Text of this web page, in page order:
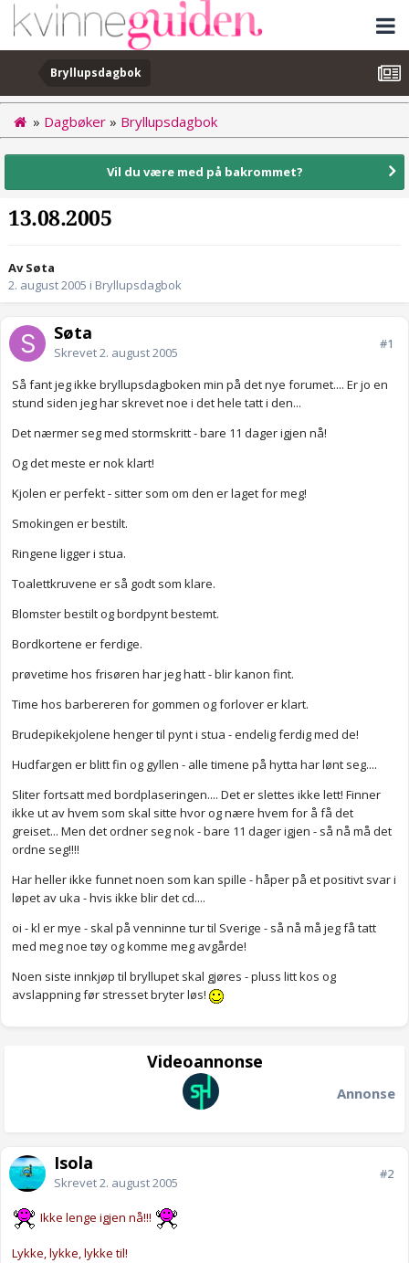
Bryllupsdagbok
» Dagbøker » Bryllupsdagbok
Vil du være med på bakrommet?
13.08.2005
Av Søta
2. august 2005 i Bryllupsdagbok
Søta
Skrevet2. august 2005
#1
Så fant jeg ikke bryllupsdagboken min på det nye forumet.... Er jo en
stund siden jeg har skrevet noe i det hele tatt i den...
Det nærmer seg med stormskritt - bare 11 dager igjen nå!
Og det meste er nok klart!
Kjolen er perfekt - sitter som om den er laget for meg!
Smokingen er bestilt.
Ringene ligger i stua.
Toalettkruvene er så godt som klare.
Blomster bestilt og bordpynt bestemt.
Bordkortene er ferdige.
prøvetime hos frisøren har jeg hatt - blir kanon fint.
Time hos barbereren for gommen og forlover er klart.
Brudepikekjolene henger til pynt i stua - endelig ferdig med de!
Hudfargen er blitt fin og gyllen - alle timene på hytta har lønt seg....
Sliter fortsatt med bordplaseringen.... Det er slettes ikke lett! Finner
ikke ut av hvem som skal sitte hvor og nære hvem for å få det
greiset... Men det ordner seg nok - bare 11 dager igjen - så nå må det
ordne seg!!!!
Har heller ikke funnet noen som kan spille - håper på et positivt svar i
løpet av uka - hvis ikke blir det cd....
oi - kl er mye - skal på venninne tur til Sverige - så nå må jeg få tatt
med meg noe tøy og komme meg avgårde!
Noen siste innkjøp til bryllupet skal gjøres - pluss litt kos og
avslappning før stresset bryter løs!
Videoannonse
Annonse
Isola
Skrevet2. august 2005
#2
Ikke lenge igjen nå!!!
Lykke, lykke, lykke til!